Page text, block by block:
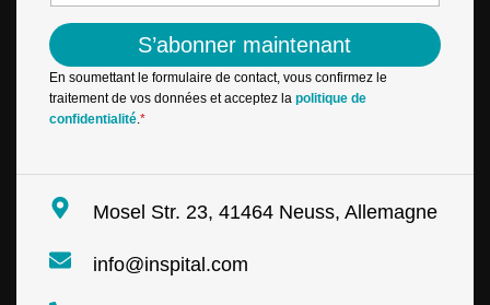
i
l
*
N
a
m
a
i
l
*
S’abonner maintenant
En soumettant le formulaire de contact, vous confirmez le
traitement de vos données et acceptez la politique de
confidentialité.*
Mosel Str. 23, 41464 Neuss, Allemagne
info@inspital.com